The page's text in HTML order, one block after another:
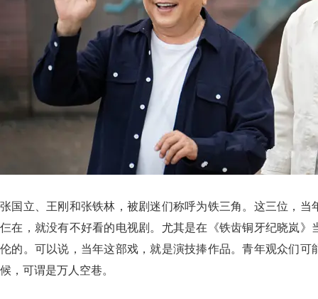
张国立、王刚和张铁林，被剧迷们称呼为铁三角。这三位，当
仨在，就没有不好看的电视剧。尤其是在《铁齿铜牙纪晓岚》
伦的。可以说，当年这部戏，就是演技捧作品。青年观众们可
候，可谓是万人空巷。